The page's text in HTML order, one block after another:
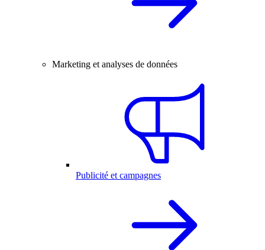
Marketing et analyses de données
Publicité et campagnes